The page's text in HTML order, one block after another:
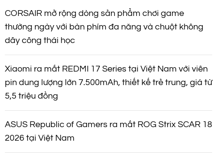
m
CORSAIR mở rộng dòng sản phẩm chơi game
thường ngày với bàn phím đa năng và chuột không
dây công thái học
Xiaomi ra mắt REDMI 17 Series tại Việt Nam với viên
pin dung lượng lớn 7.500mAh, thiết kế trẻ trung, giá từ
5,5 triệu đồng
ASUS Republic of Gamers ra mắt ROG Strix SCAR 18
2026 tại Việt Nam